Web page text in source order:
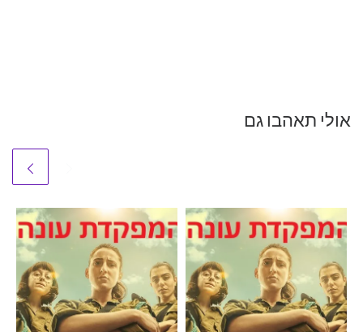
אולי תאהבו גם